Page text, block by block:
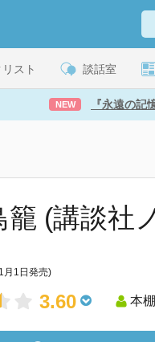
スト 談話室
NEW 『永遠の記
籠 (講談社
月1日発売)
3.60 本